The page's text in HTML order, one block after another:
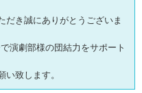
だき誠にありがとうございま
演劇部様の団結力をサポート
致します。